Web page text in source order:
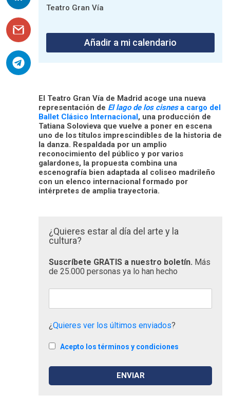
Teatro Gran Vía
Añadir a mi calendario
El Teatro Gran Vía de Madrid acoge una nueva
representación de El lago de los cisnesa cargo del
Ballet Clásico Internacional, una producción de
Tatiana Solovieva que vuelve a poner en escena
uno de los títulos imprescindibles de la historia de
la danza. Respaldada por un amplio
reconocimiento del público y por varios
galardones, la propuesta combina una
escenografía bien adaptada al coliseo madrileño
con un elenco internacional formado por
intérpretes de amplia trayectoria.
¿Quieres estar al día del arte y la
cultura?
Suscríbete GRATIS a nuestro boletín. Más
de 25.000 personas ya lo han hecho
¿Quieres ver los últimos enviados?
Acepto los términos y condiciones